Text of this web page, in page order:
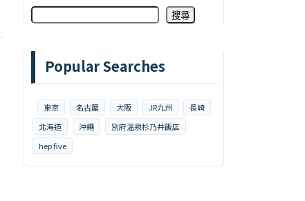
搜尋
Popular Searches
東京 名古屋 大阪 JR九州
長崎
北海道
沖繩
別府溫泉杉乃井飯店
hep five